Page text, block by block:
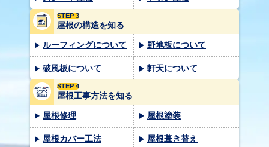
STEP 3
屋根の構造を知る
ルーフィングについて 野地板について
破風板について 軒天について
STEP 4
屋根工事方法を知る
屋根修理 屋根塗装
屋根カバー工法 屋根葺き替え